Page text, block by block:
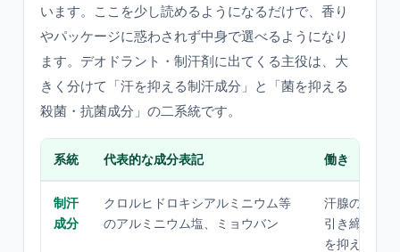
います。ここを少し読めるようになるだけで、香り
やパッケージに惑わされず中身で選べるようになり
ます。デオドラント・制汗剤に出てくる主役は、大
きく分けて「汗を抑える制汗成分」と「菌を抑える
殺菌・抗菌成分」の二系統です。
系統 代表的な成分表記 働き
制汗
成分
クロルヒドロキシアルミニウム等
のアルミニウム塩、ミョウバン
汗腺の出口
引き締め、
を抑える